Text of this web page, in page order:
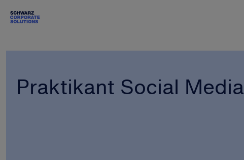
Praktikant Social Media